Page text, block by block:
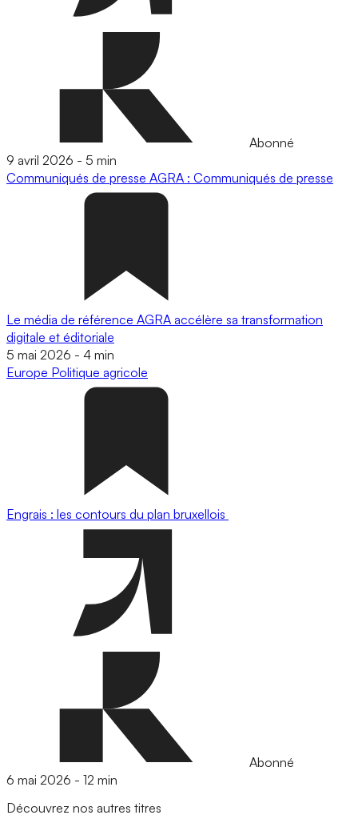
Abonné
9 avril 2026 - 5 min
Communiqués de presse AGRA : Communiqués de presse
Le média de référence AGRA accélère sa transformation
digitale et éditoriale
5 mai 2026 - 4 min
Europe Politique agricole
Engrais : les contours du plan bruxellois
Abonné
6 mai 2026 - 12 min
Découvrez nos autres titres